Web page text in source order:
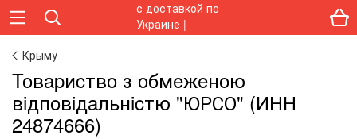
Крыму
Toвapиcтвo з oбмeжeнoю
вiдпoвiдaльнicтю "ЮРСО" (ИНН
24874666)